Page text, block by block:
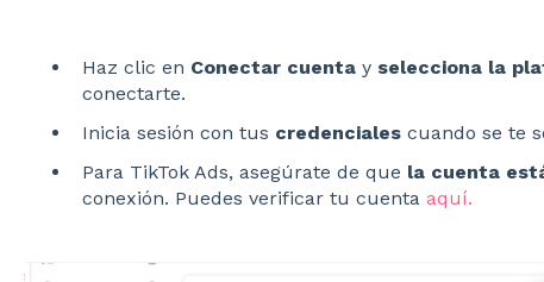
Haz clic en Conectar cuentay selecciona la
conectarte.
Inicia sesión con tus credencialescuando se te
Para TikTok Ads, asegúrate de que la cuenta
conexión. Puedes verificar tu cuenta aquí.